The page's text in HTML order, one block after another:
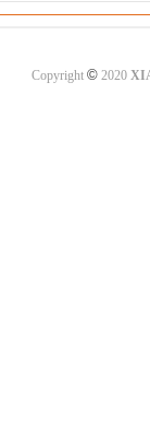
Copyright ©2020